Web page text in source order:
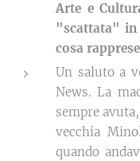
Arte e
"scattata" in
cosa
Un saluto a
News. La
sempre
vecchia
quando